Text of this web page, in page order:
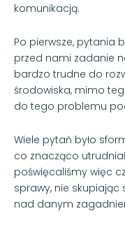
komunikacją.
Po pierwsze, pytania
przed nami zadanie
bardzo trudne do
środowiska, mimo
do tego problemu
Wiele pytań było
co znacząco
poświęcaliśmy więc
sprawy, nie
nad danym